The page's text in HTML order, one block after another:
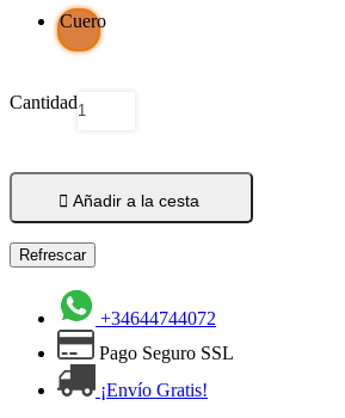
Cuero
Cantidad
 Añadir a la cesta
+34644744072
Pago Seguro SSL
¡Envío Gratis!